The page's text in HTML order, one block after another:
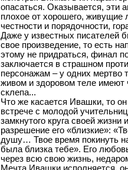
опасаться. Оказывается, эти
плохое от хорошего, живущие
честности и порядочности,
Даже у известных писателей
свое произведение, то есть
этому не придраться, финал
заключается в страшном
персонажам – у одних мертво
живом и здоровом теле имеют
склепа...
Что же касается Ивашки, то
встрече с молодой
замкнутого круга своей
разрешение его «близкие»:
душу… Твое время покинуть
была близка тебе». Его
через всю свою жизнь,
Мечта Ивашки исполняется,